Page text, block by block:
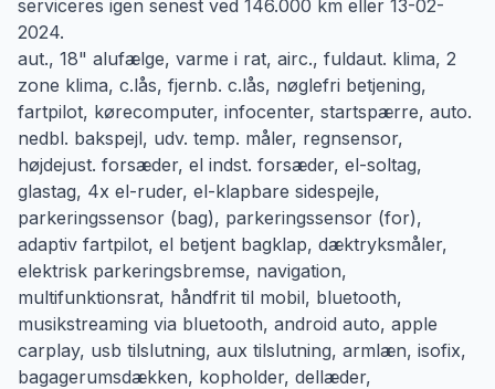
serviceres igen senest ved 146.000 km eller 13-02-
2024.
aut., 18" alufælge, varme i rat, airc., fuldaut. klima, 2
zone klima, c.lås, fjernb. c.lås, nøglefri betjening,
fartpilot, kørecomputer, infocenter, startspærre, auto.
nedbl. bakspejl, udv. temp. måler, regnsensor,
højdejust. forsæder, el indst. forsæder, el-soltag,
glastag, 4x el-ruder, el-klapbare sidespejle,
parkeringssensor (bag), parkeringssensor (for),
adaptiv fartpilot, el betjent bagklap, dæktryksmåler,
elektrisk parkeringsbremse, navigation,
multifunktionsrat, håndfrit til mobil, bluetooth,
musikstreaming via bluetooth, android auto, apple
carplay, usb tilslutning, aux tilslutning, armlæn, isofix,
bagagerumsdækken, kopholder, dellæder,